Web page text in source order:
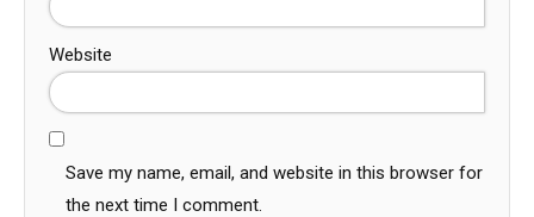
Website
Save my name, email, and website in this browser for
the next time I comment.